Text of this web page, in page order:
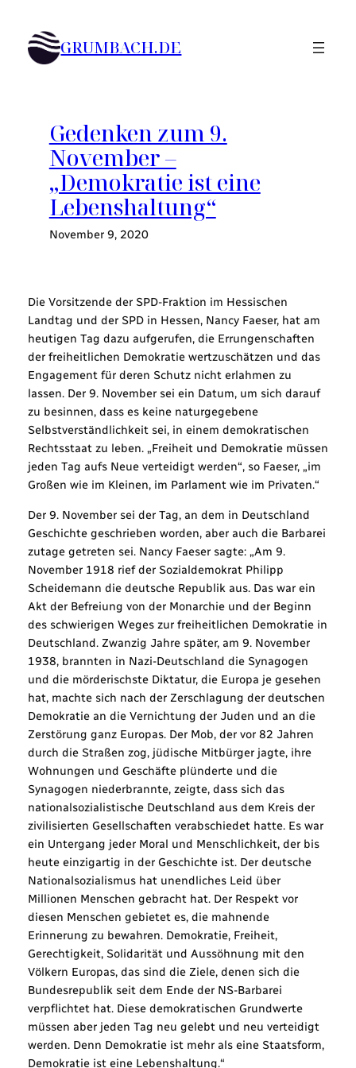
Inhalt
springen GRUMBACH.DE
Gedenken zum 9.
November –
„Demokratie ist eine
Lebenshaltung“
November 9, 2020
Die Vorsitzende der SPD-Fraktion im Hessischen
Landtag und der SPD in Hessen, Nancy Faeser, hat am
heutigen Tag dazu aufgerufen, die Errungenschaften
der freiheitlichen Demokratie wertzuschätzen und das
Engagement für deren Schutz nicht erlahmen zu
lassen. Der 9. November sei ein Datum, um sich darauf
zu besinnen, dass es keine naturgegebene
Selbstverständlichkeit sei, in einem demokratischen
Rechtsstaat zu leben. „Freiheit und Demokratie müssen
jeden Tag aufs Neue verteidigt werden“, so Faeser, „im
Großen wie im Kleinen, im Parlament wie im Privaten.“
Der 9. November sei der Tag, an dem in Deutschland
Geschichte geschrieben worden, aber auch die Barbarei
zutage getreten sei. Nancy Faeser sagte: „Am 9.
November 1918 rief der Sozialdemokrat Philipp
Scheidemann die deutsche Republik aus. Das war ein
Akt der Befreiung von der Monarchie und der Beginn
des schwierigen Weges zur freiheitlichen Demokratie in
Deutschland. Zwanzig Jahre später, am 9. November
1938, brannten in Nazi-Deutschland die Synagogen
und die mörderischste Diktatur, die Europa je gesehen
hat, machte sich nach der Zerschlagung der deutschen
Demokratie an die Vernichtung der Juden und an die
Zerstörung ganz Europas. Der Mob, der vor 82 Jahren
durch die Straßen zog, jüdische Mitbürger jagte, ihre
Wohnungen und Geschäfte plünderte und die
Synagogen niederbrannte, zeigte, dass sich das
nationalsozialistische Deutschland aus dem Kreis der
zivilisierten Gesellschaften verabschiedet hatte. Es war
ein Untergang jeder Moral und Menschlichkeit, der bis
heute einzigartig in der Geschichte ist. Der deutsche
Nationalsozialismus hat unendliches Leid über
Millionen Menschen gebracht hat. Der Respekt vor
diesen Menschen gebietet es, die mahnende
Erinnerung zu bewahren. Demokratie, Freiheit,
Gerechtigkeit, Solidarität und Aussöhnung mit den
Völkern Europas, das sind die Ziele, denen sich die
Bundesrepublik seit dem Ende der NS-Barbarei
verpflichtet hat. Diese demokratischen Grundwerte
müssen aber jeden Tag neu gelebt und neu verteidigt
werden. Denn Demokratie ist mehr als eine Staatsform,
Demokratie ist eine Lebenshaltung.“